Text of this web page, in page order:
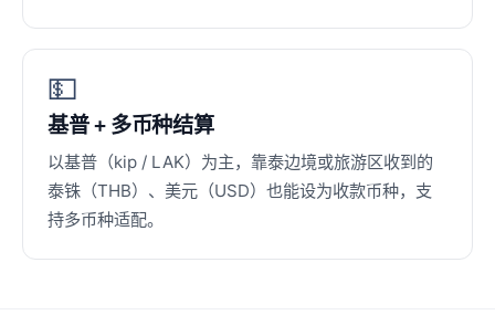
💵
基普 + 多币种结算
以基普（kip / LAK）为主，靠泰边境或旅游区收到的
泰铢（THB）、美元（USD）也能设为收款币种，支
持多币种适配。